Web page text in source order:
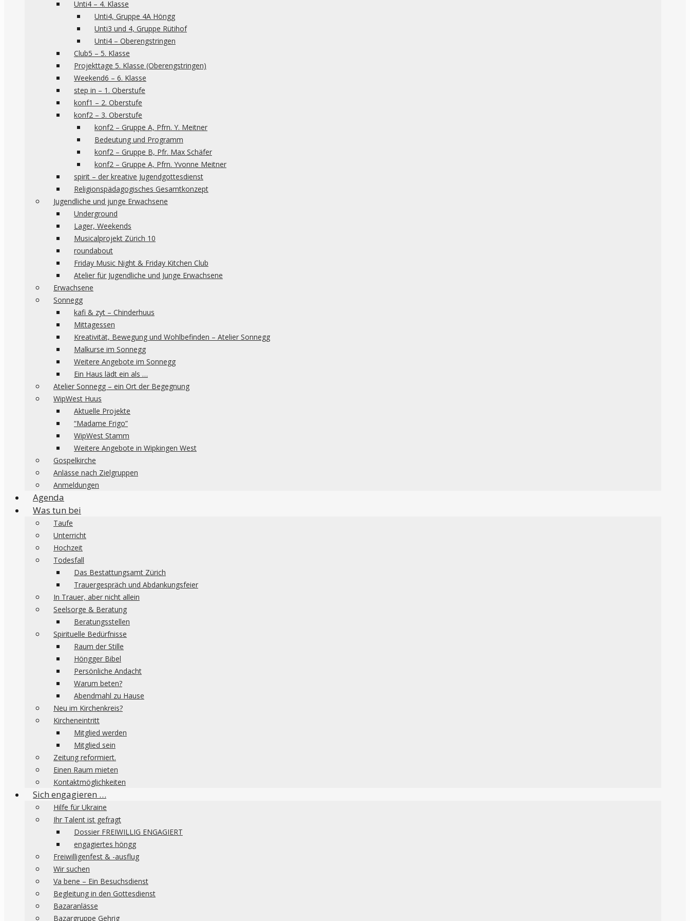
Unti4 – 4. Klasse
Unti4, Gruppe 4A Höngg
Unti3 und 4, Gruppe Rütihof
Unti4 – Oberengstringen
Club5 – 5. Klasse
Projekttage 5. Klasse (Oberengstringen)
Weekend6 – 6. Klasse
step in – 1. Oberstufe
konf1 – 2. Oberstufe
konf2 – 3. Oberstufe
konf2 – Gruppe A, Pfrn. Y. Meitner
Bedeutung und Programm
konf2 – Gruppe B, Pfr. Max Schäfer
konf2 – Gruppe A, Pfrn. Yvonne Meitner
spirit – der kreative Jugendgottesdienst
Religionspädagogisches Gesamtkonzept
Jugendliche und junge Erwachsene
Underground
Lager, Weekends
Musicalprojekt Zürich 10
roundabout
Friday Music Night & Friday Kitchen Club
Atelier für Jugendliche und Junge Erwachsene
Erwachsene
Sonnegg
kafi & zyt – Chinderhuus
Mittagessen
Kreativität, Bewegung und Wohlbefinden – Atelier Sonnegg
Malkurse im Sonnegg
Weitere Angebote im Sonnegg
Ein Haus lädt ein als …
Atelier Sonnegg – ein Ort der Begegnung
WipWest Huus
Aktuelle Projekte
“Madame Frigo”
WipWest Stamm
Weitere Angebote in Wipkingen West
Gospelkirche
Anlässe nach Zielgruppen
Anmeldungen
Agenda
Was tun bei
Taufe
Unterricht
Hochzeit
Todesfall
Das Bestattungsamt Zürich
Trauergespräch und Abdankungsfeier
In Trauer, aber nicht allein
Seelsorge & Beratung
Beratungsstellen
Spirituelle Bedürfnisse
Raum der Stille
Höngger Bibel
Persönliche Andacht
Warum beten?
Abendmahl zu Hause
Neu im Kirchenkreis?
Kircheneintritt
Mitglied werden
Mitglied sein
Zeitung reformiert.
Einen Raum mieten
Kontaktmöglichkeiten
Sich engagieren …
Hilfe für Ukraine
Ihr Talent ist gefragt
Dossier FREIWILLIG ENGAGIERT
engagiertes höngg
Freiwilligenfest & -ausflug
Wir suchen
Va bene – Ein Besuchsdienst
Begleitung in den Gottesdienst
Bazaranlässe
Bazargruppe Gehrig